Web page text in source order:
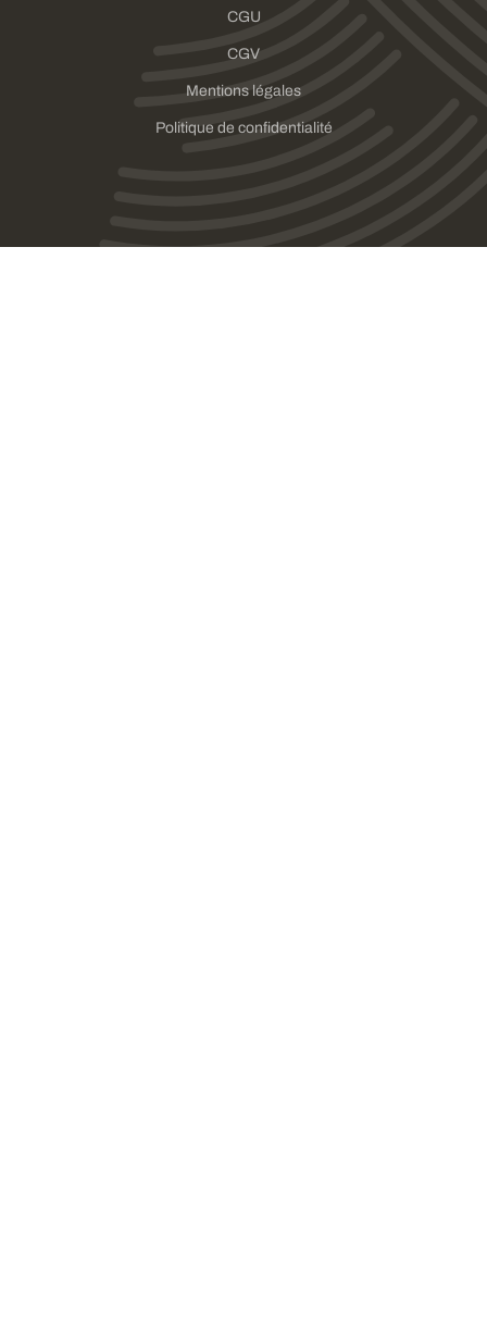
CGU
CGV
Mentions légales
Politique de confidentialité